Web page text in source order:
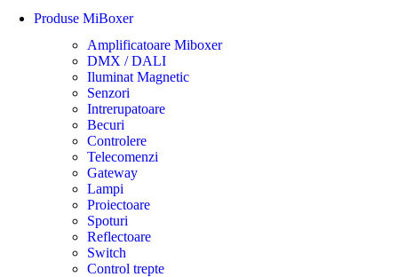
Produse MiBoxer
Amplificatoare Miboxer
DMX / DALI
Iluminat Magnetic
Senzori
Intrerupatoare
Becuri
Controlere
Telecomenzi
Gateway
Lampi
Proiectoare
Spoturi
Reflectoare
Switch
Control trepte